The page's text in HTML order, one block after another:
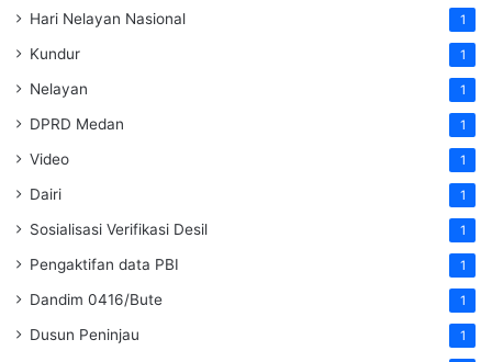
Hari Nelayan Nasional 1
Kundur 1
Nelayan 1
DPRD Medan 1
Video 1
Dairi 1
Sosialisasi Verifikasi Desil 1
Pengaktifan data PBI 1
Dandim 0416/Bute 1
Dusun Peninjau 1